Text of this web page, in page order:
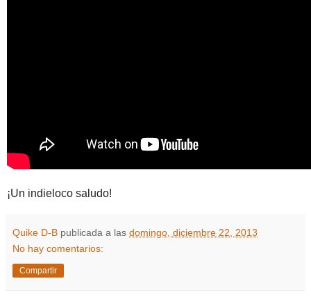
¡Un indieloco saludo!
Quike D-B publicada a las domingo, diciembre 22, 2013
No hay comentarios:
Compartir